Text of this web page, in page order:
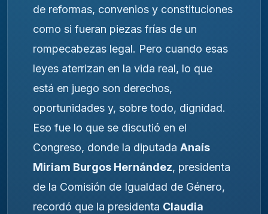
de reformas, convenios y constituciones
como si fueran piezas frías de un
rompecabezas legal. Pero cuando esas
leyes aterrizan en la vida real, lo que
está en juego son derechos,
oportunidades y, sobre todo, dignidad.
Eso fue lo que se discutió en el
Congreso, donde la diputada Anaís
Miriam Burgos Hernández, presidenta
de la Comisión de Igualdad de Género,
recordó que la presidenta Claudia